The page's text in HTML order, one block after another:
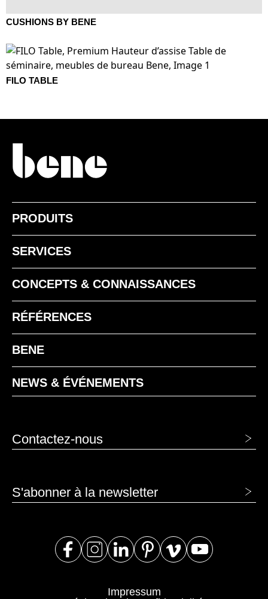
CUSHIONS BY BENE
FILO TABLE
PRODUITS
SERVICES
CONCEPTS & CONNAISSANCES
RÉFÉRENCES
BENE
NEWS & ÉVÉNEMENTS
Contactez-nous
S'abonner à la newsletter
Impressum